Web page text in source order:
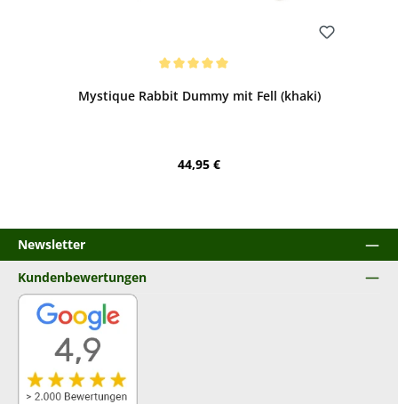
Mystique Rabbit Dummy mit Fell (khaki)
Regulärer Preis:
44,95 €
Newsletter
Kundenbewertungen